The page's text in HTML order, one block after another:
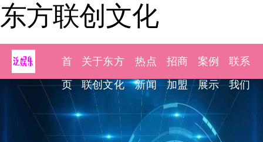
东方联创文化
首
页
关于东方
联创文化
热点
新闻
招商
加盟
案例
展示
联系
我们